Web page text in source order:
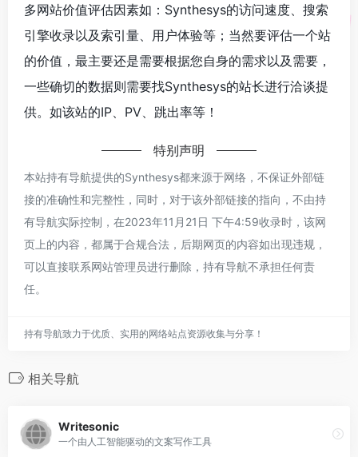
多网站价值评估因素如：Synthesys的访问速度、搜索
引擎收录以及索引量、用户体验等；当然要评估一个站
的价值，最主要还是需要根据您自身的需求以及需要，
一些确切的数据则需要找Synthesys的站长进行洽谈提
供。如该站的IP、PV、跳出率等！
特别声明
本站持有导航提供的Synthesys都来源于网络，不保证外部链
接的准确性和完整性，同时，对于该外部链接的指向，不由持
有导航实际控制，在2023年11月21日 下午4:59收录时，该网
页上的内容，都属于合规合法，后期网页的内容如出现违规，
可以直接联系网站管理员进行删除，持有导航不承担任何责
任。
持有导航致力于优质、实用的网络站点资源收集与分享！
相关导航
Writesonic
一个由人工智能驱动的文案写作工具